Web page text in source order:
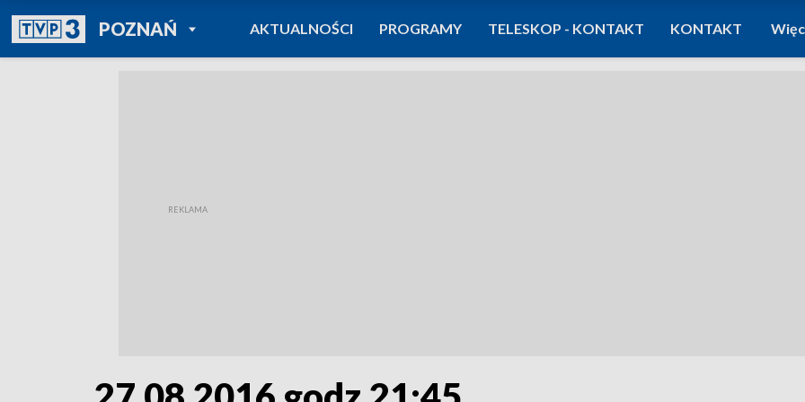
POZNAŃPOWRÓT DO
TVP REGIONY
AKTUALNOŚCI PROGRAMY TELESKOP - KONTAKT KONTAKT